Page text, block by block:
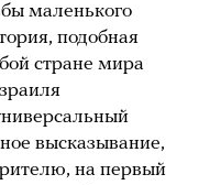
маленького
подобная
стране мира
высказывание,
на первый